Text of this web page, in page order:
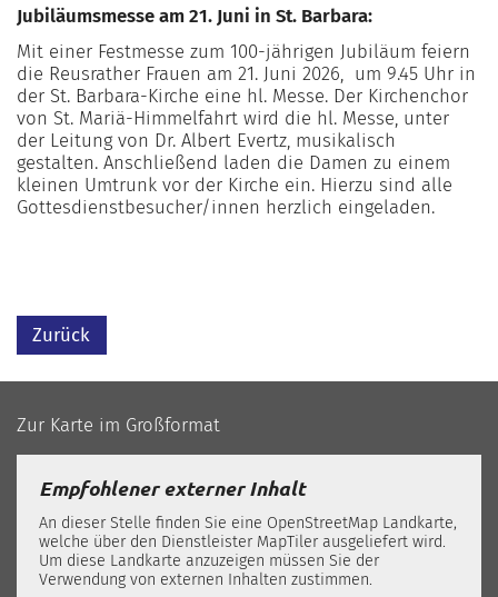
Jubiläumsmesse am 21. Juni in St. Barbara:
Mit einer Festmesse zum 100-jährigen Jubiläum feiern
die Reusrather Frauen am 21. Juni 2026, um 9.45 Uhr in
der St. Barbara-Kirche eine hl. Messe. Der Kirchenchor
von St. Mariä-Himmelfahrt wird die hl. Messe, unter
der Leitung von Dr. Albert Evertz, musikalisch
gestalten. Anschließend laden die Damen zu einem
kleinen Umtrunk vor der Kirche ein. Hierzu sind alle
Gottesdienstbesucher/innen herzlich eingeladen.
Zurück
Zur Karte im Großformat
Empfohlener externer Inhalt
An dieser Stelle finden Sie eine OpenStreetMap Landkarte,
welche über den Dienstleister MapTiler ausgeliefert wird.
Um diese Landkarte anzuzeigen müssen Sie der
Verwendung von externen Inhalten zustimmen.